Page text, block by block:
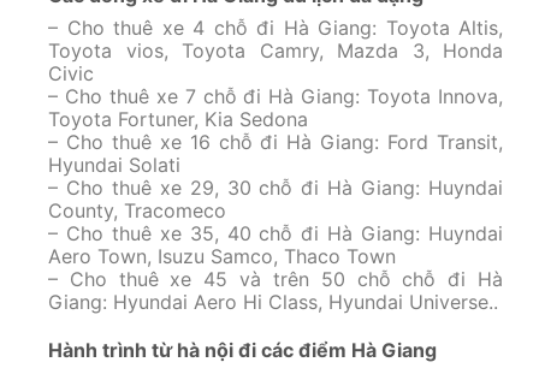
– Cho thuê xe 4 chỗ đi Hà Giang: Toyota Altis,
Toyota vios, Toyota Camry, Mazda 3, Honda
Civic
– Cho thuê xe 7 chỗ đi Hà Giang: Toyota Innova,
Toyota Fortuner, Kia Sedona
– Cho thuê xe 16 chỗ đi Hà Giang: Ford Transit,
Hyundai Solati
– Cho thuê xe 29, 30 chỗ đi Hà Giang: Huyndai
County, Tracomeco
– Cho thuê xe 35, 40 chỗ đi Hà Giang: Huyndai
Aero Town, Isuzu Samco, Thaco Town
– Cho thuê xe 45 và trên 50 chỗ chỗ đi Hà
Giang: Hyundai Aero Hi Class, Hyundai Universe..
Hành trình từ hà nội đi các điểm Hà Giang